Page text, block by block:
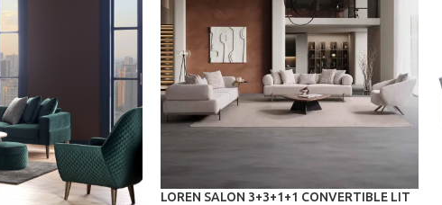
LOREN SALON 3+3+1+1 CONVERTIBLE LIT